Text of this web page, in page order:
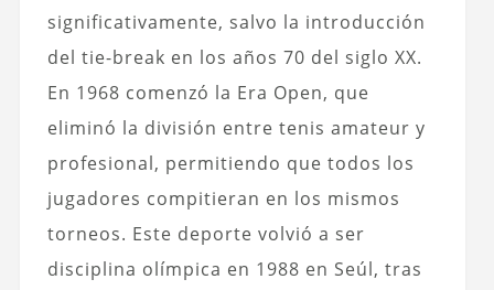
significativamente, salvo la introducción
del tie-break en los años 70 del siglo XX.
En 1968 comenzó la Era Open, que
eliminó la división entre tenis amateur y
profesional, permitiendo que todos los
jugadores compitieran en los mismos
torneos. Este deporte volvió a ser
disciplina olímpica en 1988 en Seúl, tras